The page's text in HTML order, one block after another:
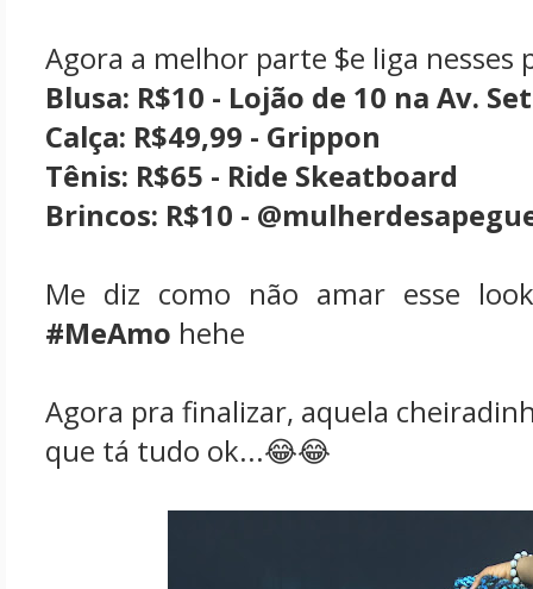
Agora a melhor parte $e liga nesses
Blusa: R$10 - Lojão de 10 na Av.
Calça: R$49,99 - Grippon
Tênis: R$65 - Ride Skeatboard
Brincos: R$10 -
Me diz como não amar esse
#MeAmo hehe
Agora pra finalizar, aquela
que tá tudo ok...😂😂